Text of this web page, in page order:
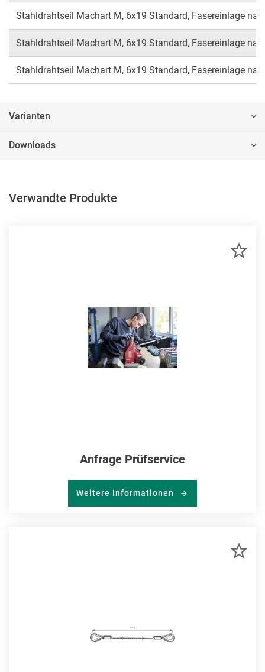
Stahldrahtseil Machart M, 6x19 Standard, Fasereinlage
Stahldrahtseil Machart M, 6x19 Standard, Fasereinlage
Stahldrahtseil Machart M, 6x19 Standard, Fasereinlage
Varianten
Downloads
Verwandte Produkte
Anfrage Prüfservice
Weitere Informationen